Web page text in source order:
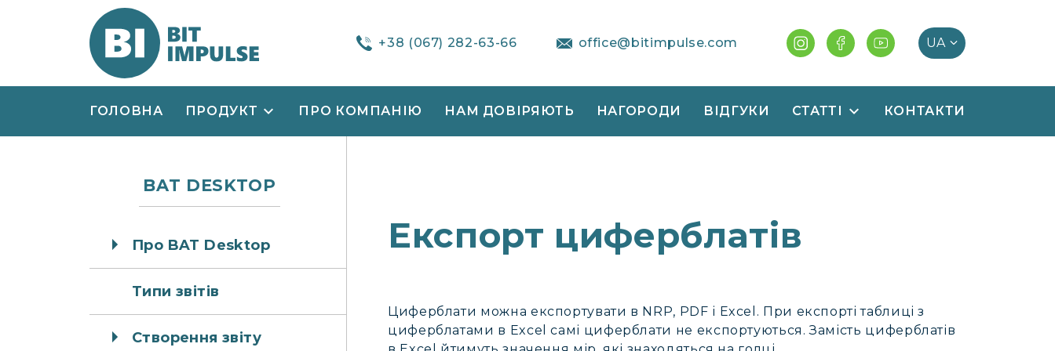
+38 (067) 282-63-66 office@bitimpulse.com
ГОЛОВНА ПРОДУКТ ПРО КОМПАНІЮ НАМ ДОВІРЯЮТЬ НАГОРОДИ ВІДГУКИ СТАТТІ КОНТАКТИ
Експорт циферблатів
Циферблати можна експортувати в NRP, PDF і Excel. При експорті таблиці з
циферблатами в Excel самі циферблати не експортуються. Замість циферблатів
BAT DESKTOP
Про BAT Desktop
Типи звітів
Створення звіту